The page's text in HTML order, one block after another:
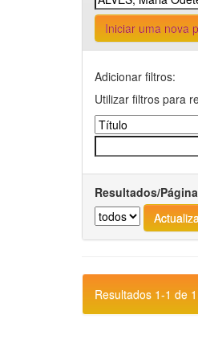
Iniciar uma nova
Adicionar filtros:
Utilizar filtros para
Resultados/Página
Resultados 1-1 de